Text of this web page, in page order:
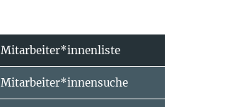
Mitarbeiter*innenliste
Mitarbeiter*innensuche